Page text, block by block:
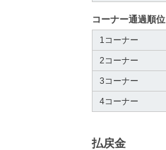
コーナー通過順位
1コーナー
2コーナー
3コーナー
4コーナー
払戻金